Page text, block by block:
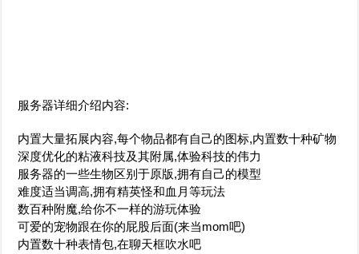
服务器详细介绍内容:
内置大量拓展内容,每个物品都有自己的图标,内置数十种矿物
深度优化的粘液科技及其附属,体验科技的伟力
服务器的一些生物区别于原版,拥有自己的模型
难度适当调高,拥有精英怪和血月等玩法
数百种附魔,给你不一样的游玩体验
可爱的宠物跟在你的屁股后面(来当mom吧)
内置数十种表情包,在聊天框吹水吧